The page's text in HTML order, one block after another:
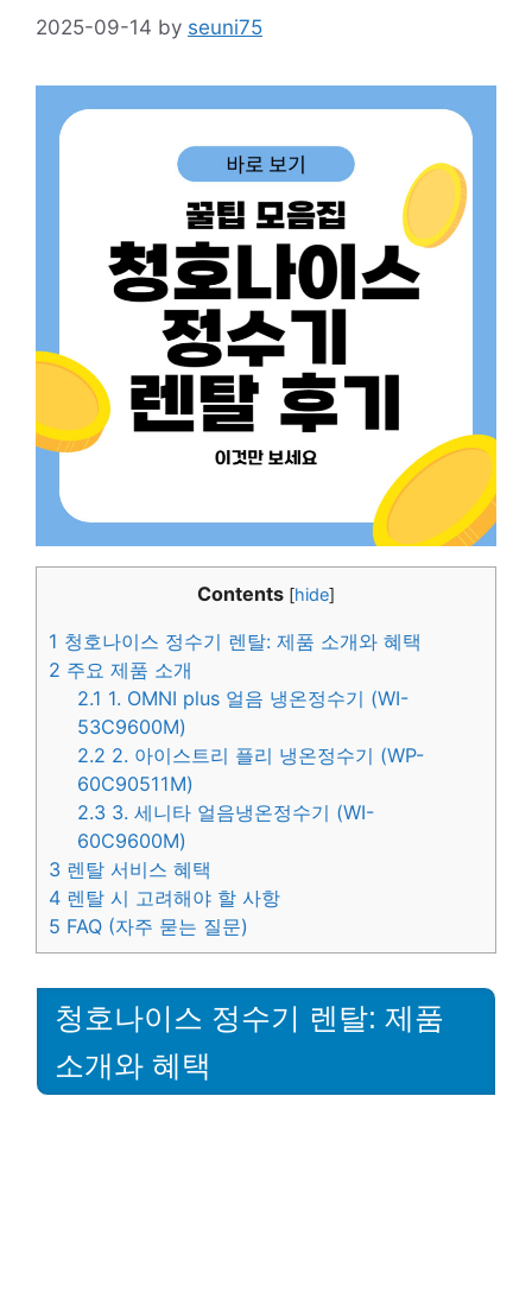
2025-09-14 by seuni75
Contents [hide]
1 청호나이스 정수기 렌탈: 제품 소개와 혜택
2 주요 제품 소개
2.1 1. OMNI plus 얼음 냉온정수기 (WI-
53C9600M)
2.2 2. 아이스트리 플리 냉온정수기 (WP-
60C90511M)
2.3 3. 세니타 얼음냉온정수기 (WI-
60C9600M)
3 렌탈 서비스 혜택
4 렌탈 시 고려해야 할 사항
5 FAQ (자주 묻는 질문)
청호나이스 정수기 렌탈: 제품
소개와 혜택